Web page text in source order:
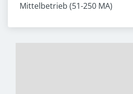
Mittelbetrieb (51-250 MA)